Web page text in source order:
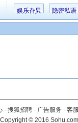
娱乐旮旯 隐密私语
- 搜狐招聘 - 广告服务 - 客
Copyright©2016